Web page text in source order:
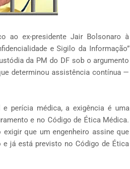
ao ex-presidente Jair Bolsonaro à
e Sigilo da Informação”
da PM do DF sob o argumento
determinou assistência contínua —
perícia médica, a exigência é uma
e no Código de Ética Médica.
que um engenheiro assine que
já está previsto no Código de Ética